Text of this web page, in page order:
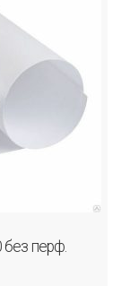
без перф.